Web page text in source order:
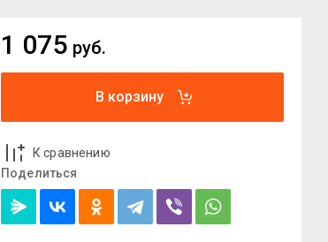
1 075 руб.
В корзину
К сравнению
Поделиться